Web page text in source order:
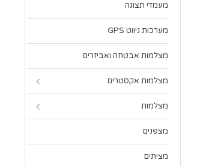
מעמדי תצוגה
מערכות ניווט GPS
מצלמות אבטחה ואביזרים
מצלמות אקסטרים
מצלמות
מצפנים
מציתים